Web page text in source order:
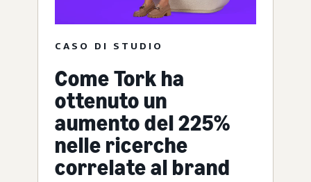
CASO DI STUDIO
Come Tork ha
ottenuto un
aumento del 225%
nelle ricerche
correlate al brand